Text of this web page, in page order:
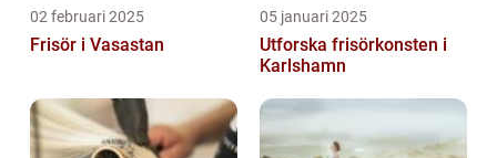
02 februari 2025
Frisör i Vasastan
05 januari 2025
Utforska frisörkonsten i
Karlshamn